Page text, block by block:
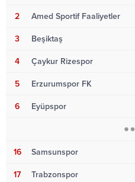
2 Amed Sportif Faaliyetler
3 Beşiktaş
4 Çaykur Rizespor
5 Erzurumspor FK
6 Eyüpspor
16 Samsunspor
17 Trabzonspor